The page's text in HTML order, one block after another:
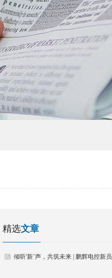
精选文章
倾听'新’声，共筑未来 | 鹏辉电控新员